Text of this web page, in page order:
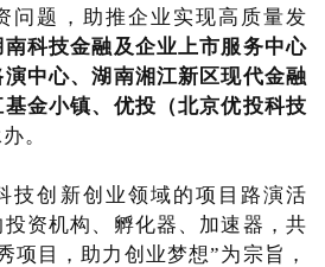
问题，助推企业实现高质量发
南科技金融及企业上市服务中心
中心、湖南湘江新区现代金融
金小镇、 优投（北京优投科技
。
技创新创业领域的项目路演活
资机构、孵化器、加速器，共
项目，助力创业梦想”为宗旨，